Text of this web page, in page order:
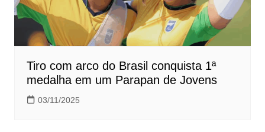
Tiro com arco do Brasil conquista 1ª
medalha em um Parapan de Jovens
03/11/2025